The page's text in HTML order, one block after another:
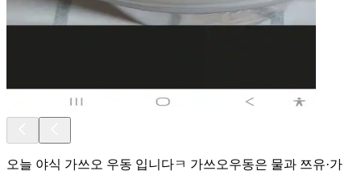
오늘 야식 가쓰오 우동 입니다ㅋ 가쓰오우동은 물과 쯔유·가